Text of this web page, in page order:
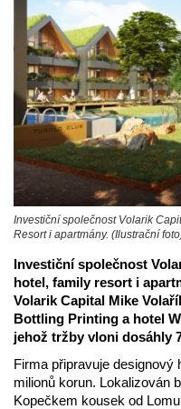
Investiční společnost Volarik
Resort i apartmány. (Ilustrační
Investiční společnost
hotel, family resort i
Volarik Capital Mike
Bottling Printing a hotel
jehož tržby vloni dosáhly
Firma připravuje designový
milionů korun. Lokalizován
Kopečkem kousek od